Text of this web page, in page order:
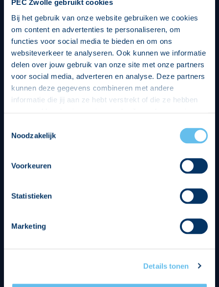
PEC Zwolle gebruikt cookies
Bij het gebruik van onze website gebruiken we cookies
om content en advertenties te personaliseren, om
functies voor social media te bieden en om ons
websiteverkeer te analyseren. Ook kunnen we informatie
delen over jouw gebruik van onze site met onze partners
voor social media, adverteren en analyse. Deze partners
kunnen deze gegevens combineren met andere
informatie die jij aan ze hebt verstrekt of die ze hebben
op een veilige en integere wijze. Je kunt je toestemming
beheren op de privacy- en cookieverklaring pagina.
Noodzakelijk
Voorkeuren
Statistieken
Marketing
Details tonen